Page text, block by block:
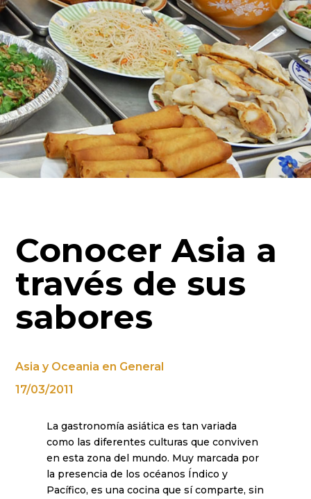
Conocer Asia a
través de sus
sabores
Asia y Oceania en General
17/03/2011
La gastronomía asiática es tan variada
como las diferentes culturas que conviven
en esta zona del mundo. Muy marcada por
la presencia de los océanos Índico y
Pacífico, es una cocina que sí comparte, sin